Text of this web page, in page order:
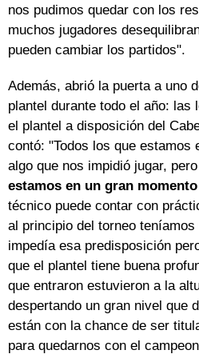
nos pudimos quedar con los
muchos jugadores
pueden cambiar los partidos".
Además, abrió la puerta a uno
plantel durante todo el año: las
el plantel a disposición del
contó: "Todos los que estamos
algo que nos impidió jugar, pero
estamos en un gran
técnico puede contar con
al principio del torneo
impedía esa predisposición
que el plantel tiene buena
que entraron estuvieron a la
despertando un gran nivel que
están con la chance de ser
para quedarnos con el